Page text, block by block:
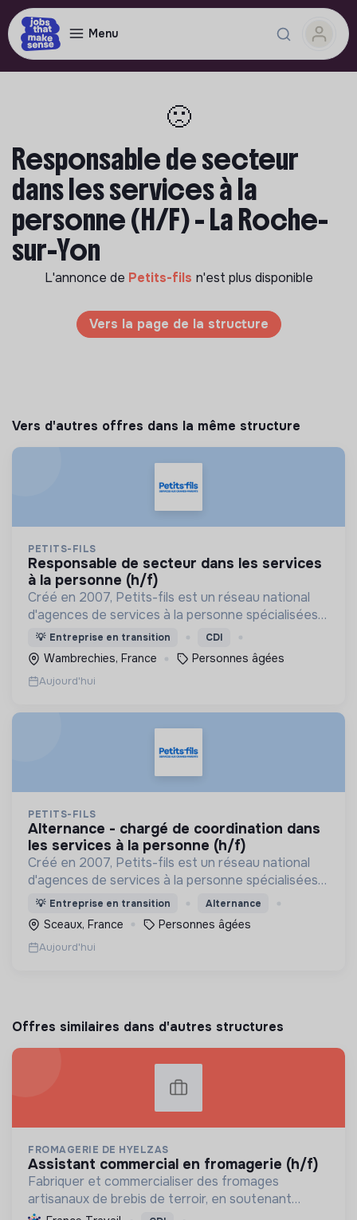
Menu
🙁
Responsable de secteur
dans les services à la
personne (H/F) - La Roche-
sur-Yon
L'annonce de Petits-fils n'est plus disponible
Vers la page de la structure
Vers d'autres offres dans la même structure
PETITS-FILS
responsable de secteur dans les services
à la personne (h/f)
Créé en 2007, Petits-fils est un réseau national
d'agences de services à la personne spécialisées
dans l'aide à domicile pour les personnes âgées.
💡 Entreprise en transition CDI
Wambrechies, France Personnes âgées
Aujourd'hui
PETITS-FILS
alternance - chargé de coordination dans
les services à la personne (h/f)
Créé en 2007, Petits-fils est un réseau national
d'agences de services à la personne spécialisées
dans l'aide à domicile pour les personnes âgées.
💡 Entreprise en transition Alternance
Sceaux, France Personnes âgées
Aujourd'hui
Offres similaires dans d'autres structures
FROMAGERIE DE HYELZAS
assistant commercial en fromagerie (h/f)
Fabriquer et commercialiser des fromages
artisanaux de brebis de terroir, en soutenant
l'agriculture locale et biologique, et en promouvant